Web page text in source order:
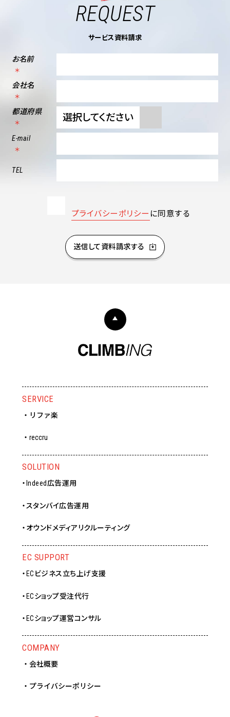
REQUEST
サービス資料請求
お名前
会社名
都道府県
E-mail
TEL
プライバシーポリシー に同意する
送信して資料請求する
SERVICE
・リファ楽
・reccru
SOLUTION
・Indeed広告運用
・スタンバイ広告運用
・オウンドメディアリクルーティング
EC SUPPORT
・ECビジネス立ち上げ支援
・ECショップ受注代行
・ECショップ運営コンサル
COMPANY
・会社概要
・プライバシーポリシー